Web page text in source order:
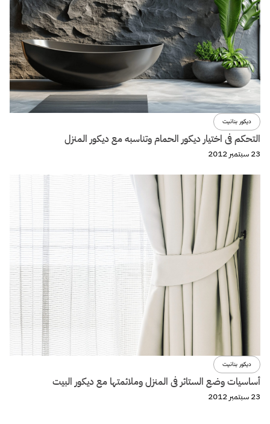
ديكور بنانيت
التحكم فى اختيار ديكور الحمام وتناسبه مع ديكور المنزل
23 سبتمبر 2012
ديكور بنانيت
أساسيات وضع الستائر فى المنزل وملائمتها مع ديكور البيت
23 سبتمبر 2012